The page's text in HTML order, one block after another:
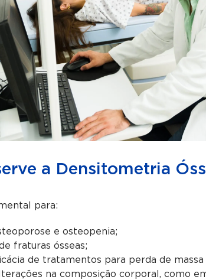
a Densitometria
para:
e osteopenia;
fraturas ósseas;
de tratamentos para perda de massa
na composição corporal, como